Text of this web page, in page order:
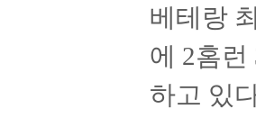
베테랑
에 2홈런
하고 있